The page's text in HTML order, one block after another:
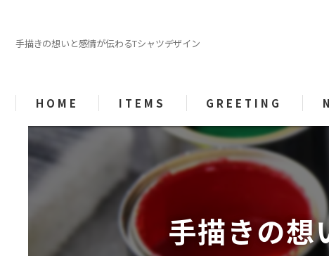
手描きの想いと感情が伝わるTシャツデザイン
HOME ITEMS GREETING
手描きの想